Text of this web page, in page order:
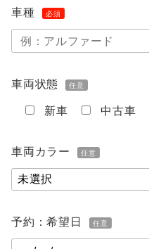
車種 必須
車両状態 任意
新車 中古車
車両カラー 任意
予約：希望日 任意